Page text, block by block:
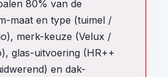
80% van de
maat en type (tuimel /
merk-keuze (Velux /
glas-uitvoering (HR++
en dak-